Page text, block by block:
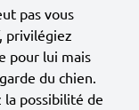
pas vous
privilégiez
pour lui mais
du chien.
la possibilité de